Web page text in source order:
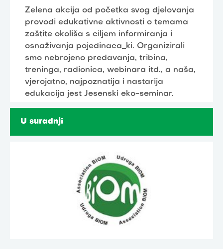
Zelena akcija od početka svog djelovanja
provodi edukativne aktivnosti o temama
zaštite okoliša s ciljem informiranja i
osnaživanja pojedinaca_ki. Organizirali
smo nebrojeno predavanja, tribina,
treninga, radionica, webinara itd., a naša,
vjerojatno, najpoznatija i nastarija
edukacija jest Jesenski eko-seminar.
U suradnji